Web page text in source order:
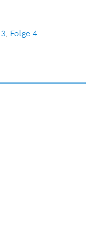
, Folge 4